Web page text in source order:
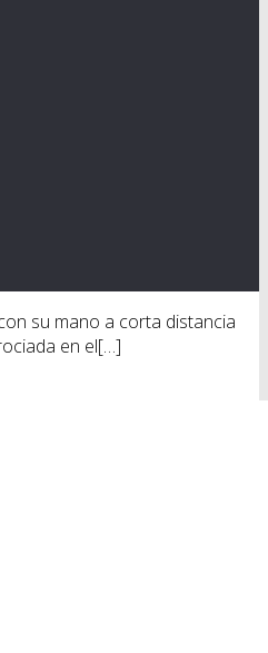
su mano a corta distancia
en el[…]